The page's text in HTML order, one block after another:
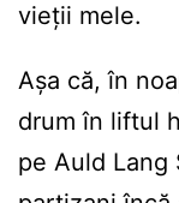
vieții mele.
Așa că, în
drum în liftul
pe Auld Lang